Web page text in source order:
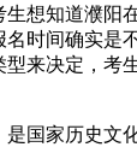
想知道濮阳
名时间确实是
来决定，考
国家历史文